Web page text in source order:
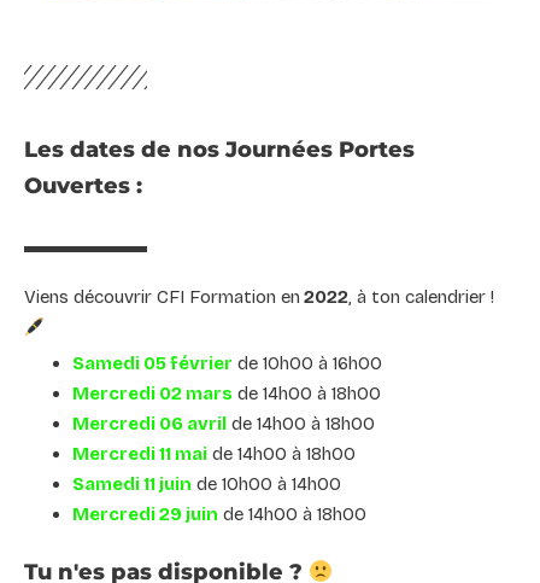
Les dates de nos Journées Portes
Ouvertes :
Viens découvrir CFI Formation en 2022, à ton calendrier !
Samedi 05 février de 10h00 à 16h00
Mercredi 02 mars de 14h00 à 18h00
Mercredi 06 avril de 14h00 à 18h00
Mercredi 11 mai de 14h00 à 18h00
Samedi 11 juin de 10h00 à 14h00
Mercredi 29 juin de 14h00 à 18h00
Tu n'es pas disponible ?